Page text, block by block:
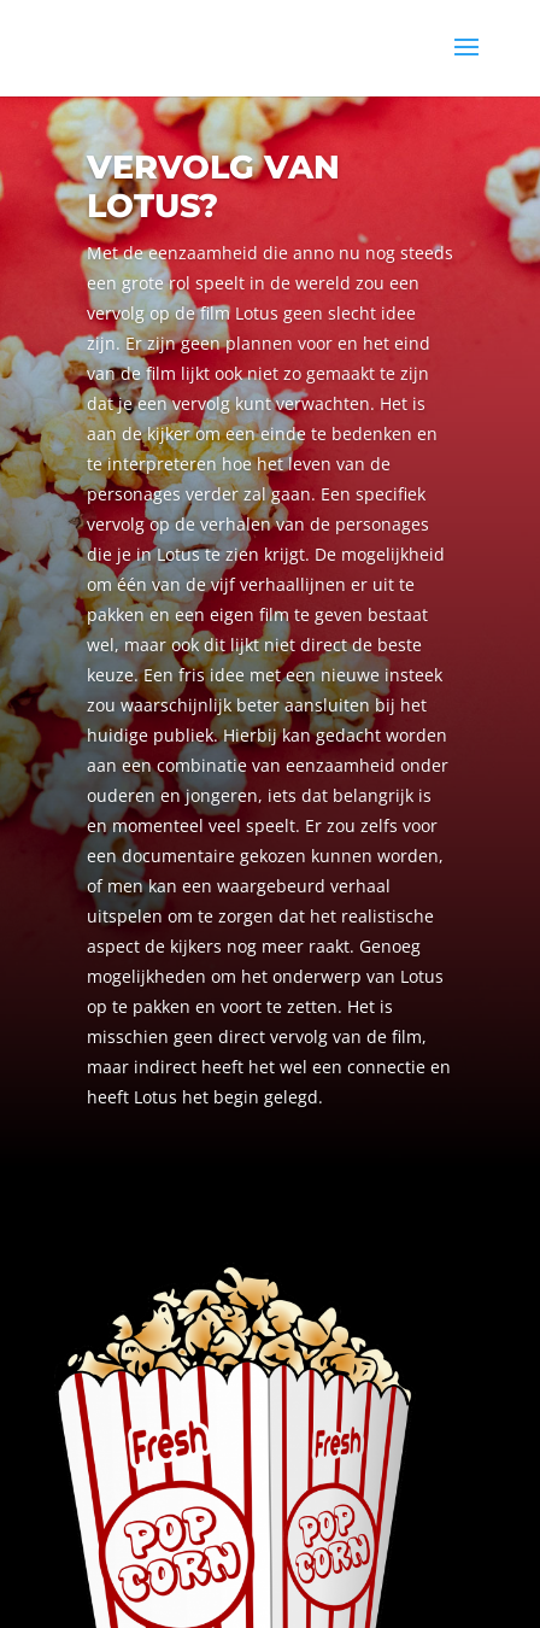
VERVOLG VAN
LOTUS?
Met de eenzaamheid die anno nu nog steeds
een grote rol speelt in de wereld zou een
vervolg op de film Lotus geen slecht idee
zijn. Er zijn geen plannen voor en het eind
van de film lijkt ook niet zo gemaakt te zijn
dat je een vervolg kunt verwachten. Het is
aan de kijker om een einde te bedenken en
te interpreteren hoe het leven van de
personages verder zal gaan. Een specifiek
vervolg op de verhalen van de personages
die je in Lotus te zien krijgt. De mogelijkheid
om één van de vijf verhaallijnen er uit te
pakken en een eigen film te geven bestaat
wel, maar ook dit lijkt niet direct de beste
keuze. Een fris idee met een nieuwe insteek
zou waarschijnlijk beter aansluiten bij het
huidige publiek. Hierbij kan gedacht worden
aan een combinatie van eenzaamheid onder
ouderen en jongeren, iets dat belangrijk is
en momenteel veel speelt. Er zou zelfs voor
een documentaire gekozen kunnen worden,
of men kan een waargebeurd verhaal
uitspelen om te zorgen dat het realistische
aspect de kijkers nog meer raakt. Genoeg
mogelijkheden om het onderwerp van Lotus
op te pakken en voort te zetten. Het is
misschien geen direct vervolg van de film,
maar indirect heeft het wel een connectie en
heeft Lotus het begin gelegd.